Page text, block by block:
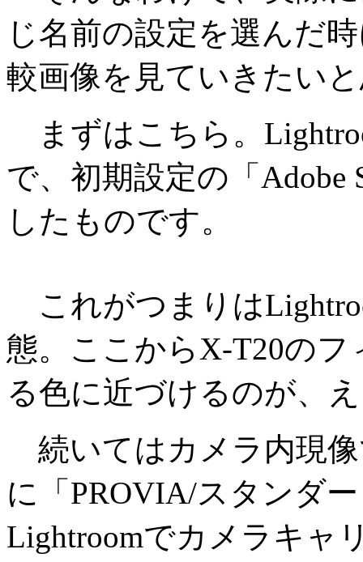
じ名前の設定を選んだ
較画像を見ていきたい
まずはこちら。
で、初期設定の「Adobe
したものです。
これがつまりは
態。ここからX-T20の
る色に近づけるのが、
続いてはカメラ内現
に「PROVIA/スタンダ
Lightroomでカメラキャ